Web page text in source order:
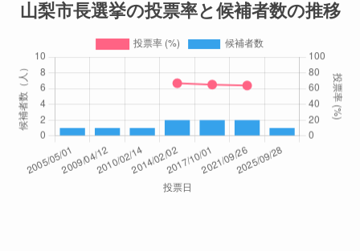
山梨市長選挙の投票率と候補者数の推移